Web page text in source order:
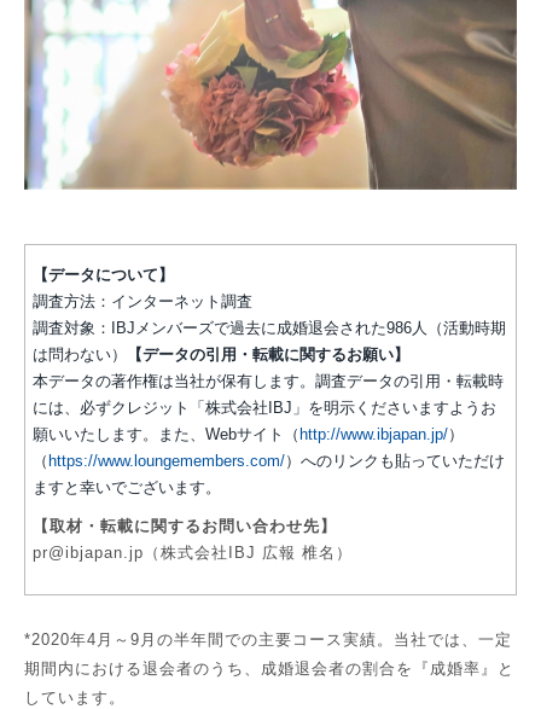
【データについて】
調査方法：インターネット調査
調査対象：IBJメンバーズで過去に成婚退会された986人（活動時期
は問わない）
【データの引用・転載に関するお願い】
本データの著作権は当社が保有します。調査データの引用・転載時
には、必ずクレジット「株式会社IBJ」を明示くださいますようお
願いいたします。また、Webサイト（ http://www.ibjapan.jp/）
（ https://www.loungemembers.com/）へのリンクも貼っていただけ
ますと幸いでございます。
【取材・転載に関するお問い合わせ先】
pr@ibjapan.jp（株式会社IBJ 広報 椎名）
*2020年4月～9月の半年間での主要コース実績。当社では、一定
期間内における退会者のうち、成婚退会者の割合を『成婚率』と
しています。